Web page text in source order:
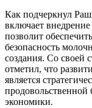
Как подчеркнул
включает
позволит
безопасность
создания. Со своей
отметил, что
является
продовольственной
экономики.